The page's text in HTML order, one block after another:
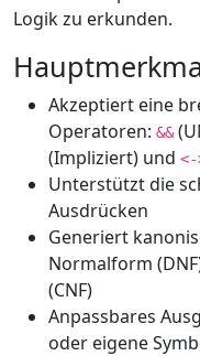
Logik zu erkunden.
Akzeptiert eine
Operatoren: &&
(Impliziert) und <-
Unterstützt die
Ausdrücken
Generiert
Normalform
(CNF)
Anpassbares
oder eigene